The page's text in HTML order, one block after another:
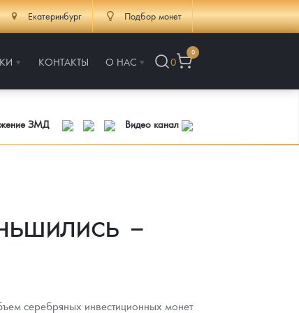
Екатеринбург Подбор монет
КОНТАКТЫ О НАС 0
0
ЗМД
Видео канал
–
серебряных инвестиционных монет